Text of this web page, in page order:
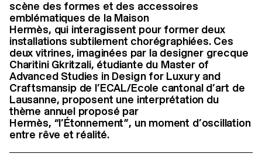
scène des formes et des accessoires
emblématiques de la Maison
Hermès, qui interagissent pour former deux
installations subtilement chorégraphiées. Ces
deux vitrines, imaginées par la designer grecque
Charitini Gkritzali, étudiante du Master of
Advanced Studies in Design for Luxury and
Craftsmansip de l’ECAL/Ecole cantonal d’art de
Lausanne, proposent une interprétation du
thème annuel proposé par
Hermès, “l’Étonnement”, un moment d’oscillation
entre rêve et réalité.